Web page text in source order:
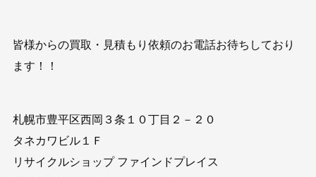
皆様からの買取・見積もり依頼のお電話お待ちしており
ます！！
札幌市豊平区西岡３条１０丁目２－２０
タネカワビル１Ｆ
リサイクルショップ ファインドプレイス